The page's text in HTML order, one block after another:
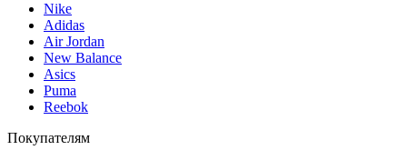
Nike
Adidas
Air Jordan
New Balance
Asics
Puma
Reebok
Покупателям